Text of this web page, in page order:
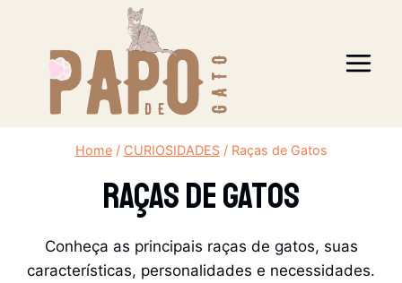
Conteúdo
Home / CURIOSIDADES / Raças de Gatos
Raças De Gatos
Conheça as principais raças de gatos, suas
características, personalidades e necessidades.